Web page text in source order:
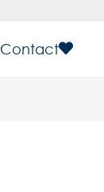
Contact